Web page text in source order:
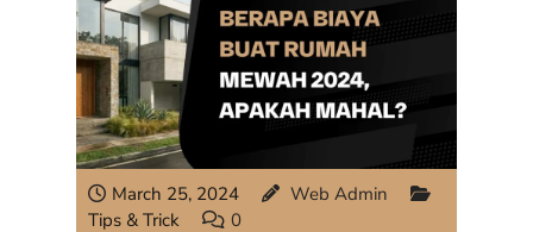
March 25, 2024
Web Admin
Tips & Trick
0